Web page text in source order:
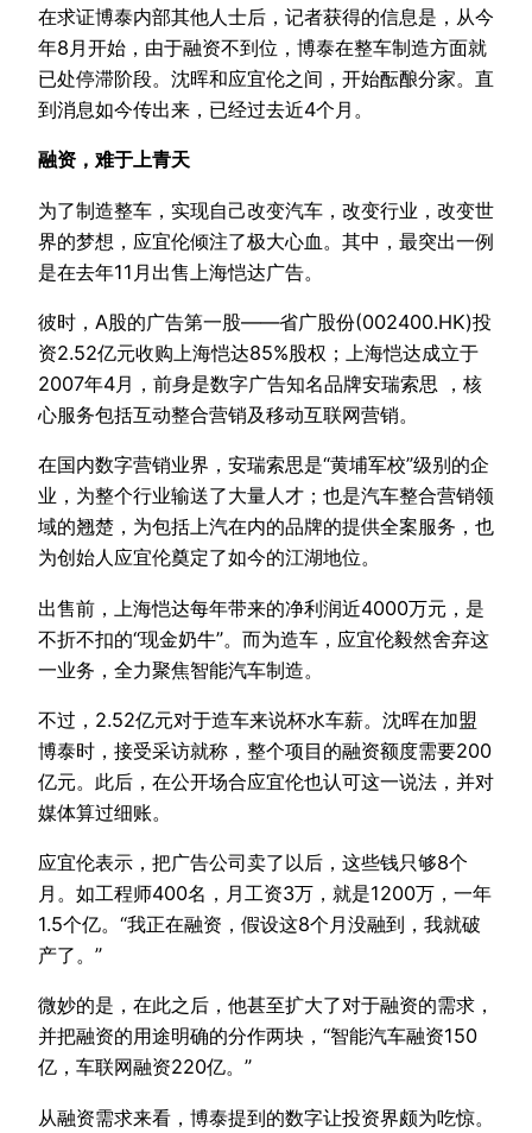
在求证博泰内部其他人士后，记者获得的信息是，从今
年8月开始，由于融资不到位，博泰在整车制造方面就
已处停滞阶段。沈晖和应宜伦之间，开始酝酿分家。直
到消息如今传出来，已经过去近4个月。
融资，难于上青天
为了制造整车，实现自己改变汽车，改变行业，改变世
界的梦想，应宜伦倾注了极大心血。其中，最突出一例
是在去年11月出售上海恺达广告。
彼时，A股的广告第一股——省广股份(002400.HK)投
资2.52亿元收购上海恺达85%股权；上海恺达成立于
2007年4月，前身是数字广告知名品牌安瑞索思 ，核
心服务包括互动整合营销及移动互联网营销。
在国内数字营销业界，安瑞索思是“黄埔军校”级别的企
业，为整个行业输送了大量人才；也是汽车整合营销领
域的翘楚，为包括上汽在内的品牌的提供全案服务，也
为创始人应宜伦奠定了如今的江湖地位。
出售前，上海恺达每年带来的净利润近4000万元，是
不折不扣的“现金奶牛”。而为造车，应宜伦毅然舍弃这
一业务，全力聚焦智能汽车制造。
不过，2.52亿元对于造车来说杯水车薪。沈晖在加盟
博泰时，接受采访就称，整个项目的融资额度需要200
亿元。此后，在公开场合应宜伦也认可这一说法，并对
媒体算过细账。
应宜伦表示，把广告公司卖了以后，这些钱只够8个
月。如工程师400名，月工资3万，就是1200万，一年
1.5个亿。“我正在融资，假设这8个月没融到，我就破
产了。”
微妙的是，在此之后，他甚至扩大了对于融资的需求，
并把融资的用途明确的分作两块，“智能汽车融资150
亿，车联网融资220亿。”
从融资需求来看，博泰提到的数字让投资界颇为吃惊。